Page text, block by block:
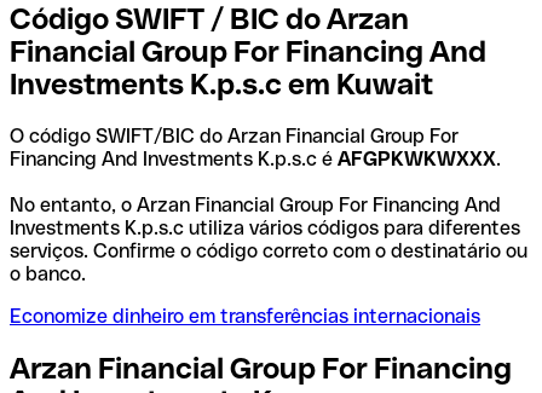
Código SWIFT / BIC do Arzan
Financial Group For Financing And
Investments K.p.s.c em Kuwait
O código SWIFT/BIC do Arzan Financial Group For
Financing And Investments K.p.s.c é AFGPKWKWXXX.
No entanto, o Arzan Financial Group For Financing And
Investments K.p.s.c utiliza vários códigos para diferentes
serviços. Confirme o código correto com o destinatário ou
o banco.
Economize dinheiro em transferências internacionais
Arzan Financial Group For Financing